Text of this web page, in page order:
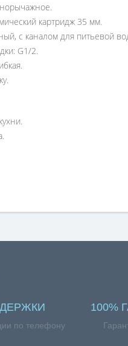
картридж 35 мм.
с каналом для питьевой
G1/2.
по телефону
100%